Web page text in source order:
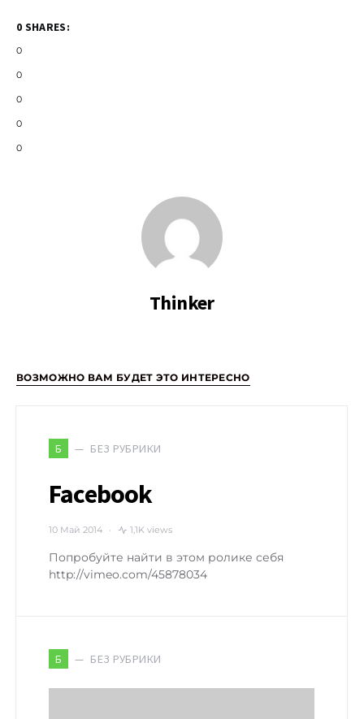
0 SHARES:
0
0
0
0
0
Thinker
ВОЗМОЖНО ВАМ БУДЕТ ЭТО ИНТЕРЕСНО
Б БЕЗ РУБРИКИ
Facebook
10 Май 2014 1,1K views
Попробуйте найти в этом ролике себя
http://vimeo.com/45878034
Б БЕЗ РУБРИКИ